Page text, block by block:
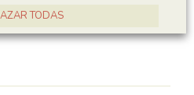
TODAS
TOTES